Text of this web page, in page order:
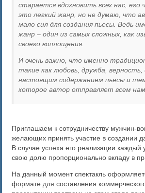
старается вдохновить всех нас, его
это легкий жанр, но не думаю, что
мало сил для создания пьесы. Ведь
жанр – один из самых сложных, как
своего воплощения.
И очень важно, что именно
такие как любовь, дружба,
настоящим содержанием пьесы и
которое автор отправляет всем
Приглашаем к сотрудничеству мужчин-
желающих принять участие в создании
В случае успеха его реализации каждый
свою долю пропорционально вкладу в
На данный момент спектакль
формате для составления